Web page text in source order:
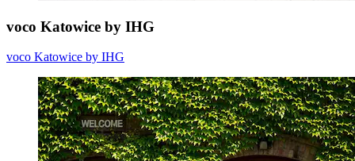
voco Katowice by IHG
voco Katowice by IHG